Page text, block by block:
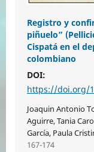
Registro y
piñuelo”
Cispatá en el
colombiano
DOI:
https://doi.org/
Joaquin Antonio
Aguirre, Tania
García, Paula
167-174